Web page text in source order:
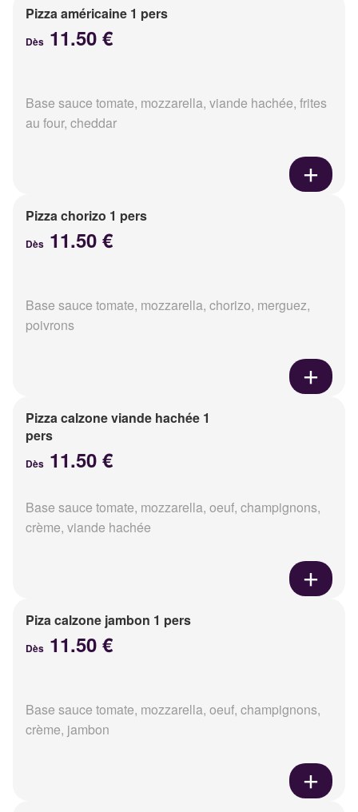
Pizza américaine 1 pers
Dès 11.50 €
Base sauce tomate, mozzarella, viande hachée, frites
au four, cheddar
Pizza chorizo 1 pers
Dès 11.50 €
Base sauce tomate, mozzarella, chorizo, merguez,
poivrons
Pizza calzone viande hachée 1
pers
Dès 11.50 €
Base sauce tomate, mozzarella, oeuf, champignons,
crème, viande hachée
Piza calzone jambon 1 pers
Dès 11.50 €
Base sauce tomate, mozzarella, oeuf, champignons,
crème, jambon